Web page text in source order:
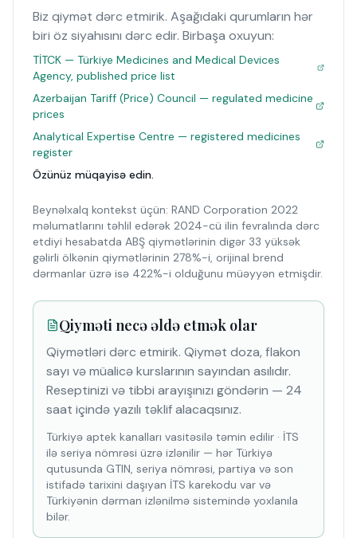
Biz qiymət dərc etmirik. Aşağıdaki qurumların hər
biri öz siyahısını dərc edir. Birbaşa oxuyun:
TİTCK — Türkiye Medicines and Medical Devices
Agency, published price list
Azerbaijan Tariff (Price) Council — regulated medicine
prices
Analytical Expertise Centre — registered medicines
register
Özünüz müqayisə edin.
Beynəlxalq kontekst üçün: RAND Corporation 2022
məlumatlarını təhlil edərək 2024-cü ilin fevralında dərc
etdiyi hesabatda ABŞ qiymətlərinin digər 33 yüksək
gəlirli ölkənin qiymətlərinin 278%-i, orijinal brend
dərmanlar üzrə isə 422%-i olduğunu müəyyən etmişdir.
Qiyməti necə əldə etmək olar
Qiymətləri dərc etmirik. Qiymət doza, flakon
sayı və müalicə kurslarının sayından asılıdır.
Reseptinizi və tibbi arayışınızı göndərin — 24
saat içində yazılı təklif alacaqsınız.
Türkiyə aptek kanalları vasitəsilə təmin edilir · İTS
ilə seriya nömrəsi üzrə izlənilir — hər Türkiyə
qutusunda GTIN, seriya nömrəsi, partiya və son
istifadə tarixini daşıyan İTS karekodu var və
Türkiyənin dərman izlənilmə sistemində yoxlanıla
bilər.